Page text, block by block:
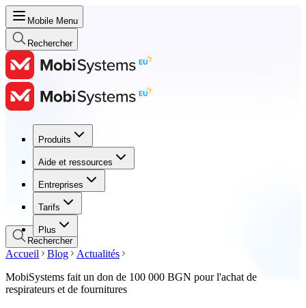
Mobile Menu
Rechercher
Produits
Aide et ressources
Entreprises
Tarifs
Plus
Produits
Aide et ressources
Entreprises
Tarifs
Rechercher
Accueil Blog
Actualités
MobiSystems fait un don de 100 000 BGN pour l'achat de
respirateurs et de fournitures